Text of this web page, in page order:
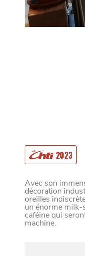
2023
Avec son
décoration
oreilles
un énorme milk-
caféine qui
machine.